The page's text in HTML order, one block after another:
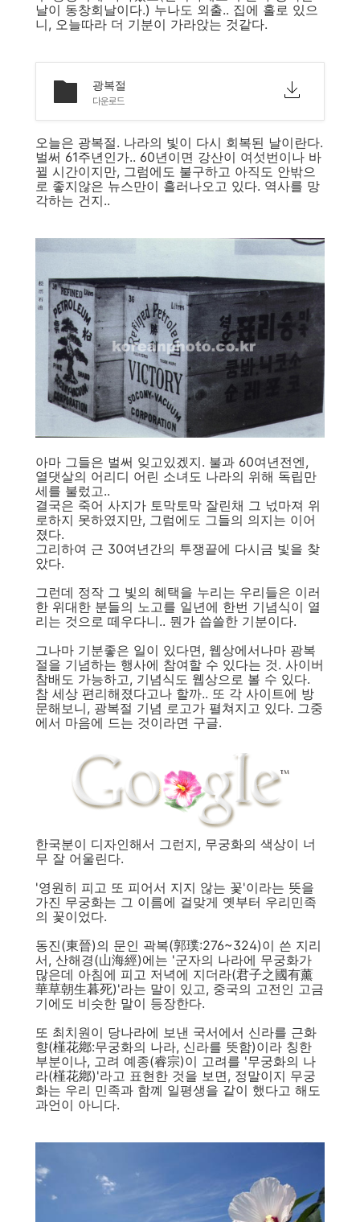
날이 동창회날이다.) 누나도 외출.. 집에 홀로 있으
니, 오늘따라 더 기분이 가라앉는 것같다.
광복절
다운로드
오늘은 광복절. 나라의 빛이 다시 회복된 날이란다.
벌써 61주년인가.. 60년이면 강산이 여섯번이나 바
뀔 시간이지만, 그럼에도 불구하고 아직도 안밖으
로 좋지않은 뉴스만이 흘러나오고 있다. 역사를 망
각하는 건지..
아마 그들은 벌써 잊고있겠지. 불과 60여년전엔,
열댓살의 어리디 어린 소녀도 나라의 위해 독립만
세를 불렀고..
결국은 죽어 사지가 토막토막 잘린채 그 넋마져 위
로하지 못하였지만, 그럼에도 그들의 의지는 이어
졌다.
그리하여 근 30여년간의 투쟁끝에 다시금 빛을 찾
았다.
그런데 정작 그 빛의 혜택을 누리는 우리들은 이러
한 위대한 분들의 노고를 일년에 한번 기념식이 열
리는 것으로 떼우다니.. 뭔가 씁쓸한 기분이다.
그나마 기분좋은 일이 있다면, 웹상에서나마 광복
절을 기념하는 행사에 참여할 수 있다는 것. 사이버
참배도 가능하고, 기념식도 웹상으로 볼 수 있다.
참 세상 편리해졌다고나 할까.. 또 각 사이트에 방
문해보니, 광복절 기념 로고가 펼쳐지고 있다. 그중
에서 마음에 드는 것이라면 구글.
한국분이 디자인해서 그런지, 무궁화의 색상이 너
무 잘 어울린다.
'영원히 피고 또 피어서 지지 않는 꽃'이라는 뜻을
가진 무궁화는 그 이름에 걸맞게 옛부터 우리민족
의 꽃이었다.
동진(東晉)의 문인 곽복(郭璞:276~324)이 쓴 지리
서, 산해경(山海經)에는 '군자의 나라에 무궁화가
많은데 아침에 피고 저녁에 지더라(君子之國有薰
華草朝生暮死)'라는 말이 있고, 중국의 고전인 고금
기에도 비슷한 말이 등장한다.
또 최치원이 당나라에 보낸 국서에서 신라를 근화
향(槿花鄕:무궁화의 나라, 신라를 뜻함)이라 칭한
부분이나, 고려 예종(睿宗)이 고려를 '무궁화의 나
라(槿花鄕)'라고 표현한 것을 보면, 정말이지 무궁
화는 우리 민족과 함꼐 일평생을 같이 했다고 해도
과언이 아니다.